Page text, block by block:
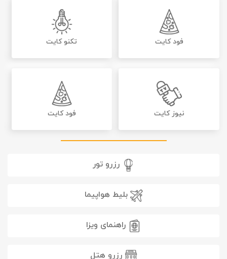
فود کایت تکنو کایت
نیوز کایت فود کایت
رزرو تور
بلیط هواپیما
راهنمای ویزا
رزرو هتل